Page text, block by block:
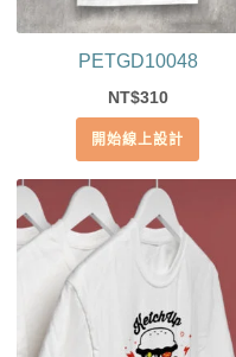
PETGD10048
NT$310
開始線上設計